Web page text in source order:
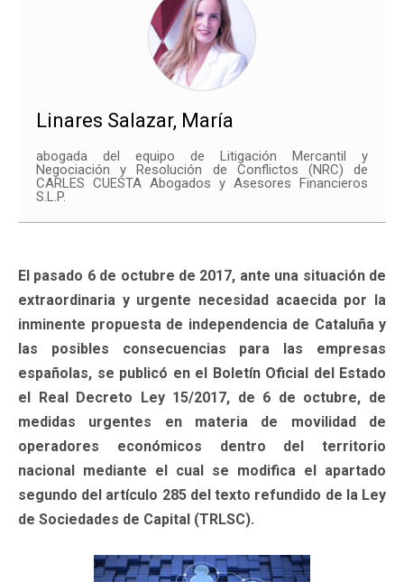
Linares Salazar, María
abogada del equipo de Litigación Mercantil y
Negociación y Resolución de Conflictos (NRC) de
CARLES CUESTA Abogados y Asesores Financieros
S.L.P.
El pasado 6 de octubre de 2017, ante una situación de
extraordinaria y urgente necesidad acaecida por la
inminente propuesta de independencia de Cataluña y
las posibles consecuencias para las empresas
españolas, se publicó en el Boletín Oficial del Estado
el Real Decreto Ley 15/2017, de 6 de octubre, de
medidas urgentes en materia de movilidad de
operadores económicos dentro del territorio
nacional mediante el cual se modifica el apartado
segundo del artículo 285 del texto refundido de la Ley
de Sociedades de Capital (TRLSC).